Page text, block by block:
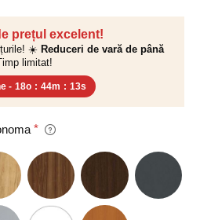
prețul excelent!
☀️ Reduceri de vară de până
limitat!
- 18o : 44m : 12s